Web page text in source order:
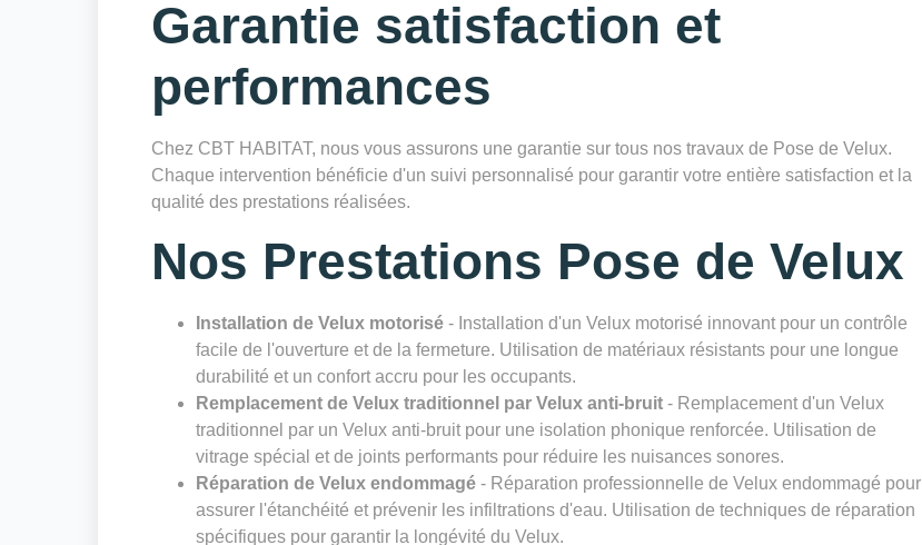
Garantie satisfaction et
performances
Chez CBT HABITAT, nous vous assurons une garantie sur tous nos travaux de Pose de Velux.
Chaque intervention bénéficie d'un suivi personnalisé pour garantir votre entière satisfaction et la
qualité des prestations réalisées.
Nos Prestations Pose de Velux
Installation de Velux motorisé - Installation d'un Velux motorisé innovant pour un contrôle
facile de l'ouverture et de la fermeture. Utilisation de matériaux résistants pour une longue
durabilité et un confort accru pour les occupants.
Remplacement de Velux traditionnel par Velux anti-bruit - Remplacement d'un Velux
traditionnel par un Velux anti-bruit pour une isolation phonique renforcée. Utilisation de
vitrage spécial et de joints performants pour réduire les nuisances sonores.
Réparation de Velux endommagé - Réparation professionnelle de Velux endommagé pour
assurer l'étanchéité et prévenir les infiltrations d'eau. Utilisation de techniques de réparation
spécifiques pour garantir la longévité du Velux.